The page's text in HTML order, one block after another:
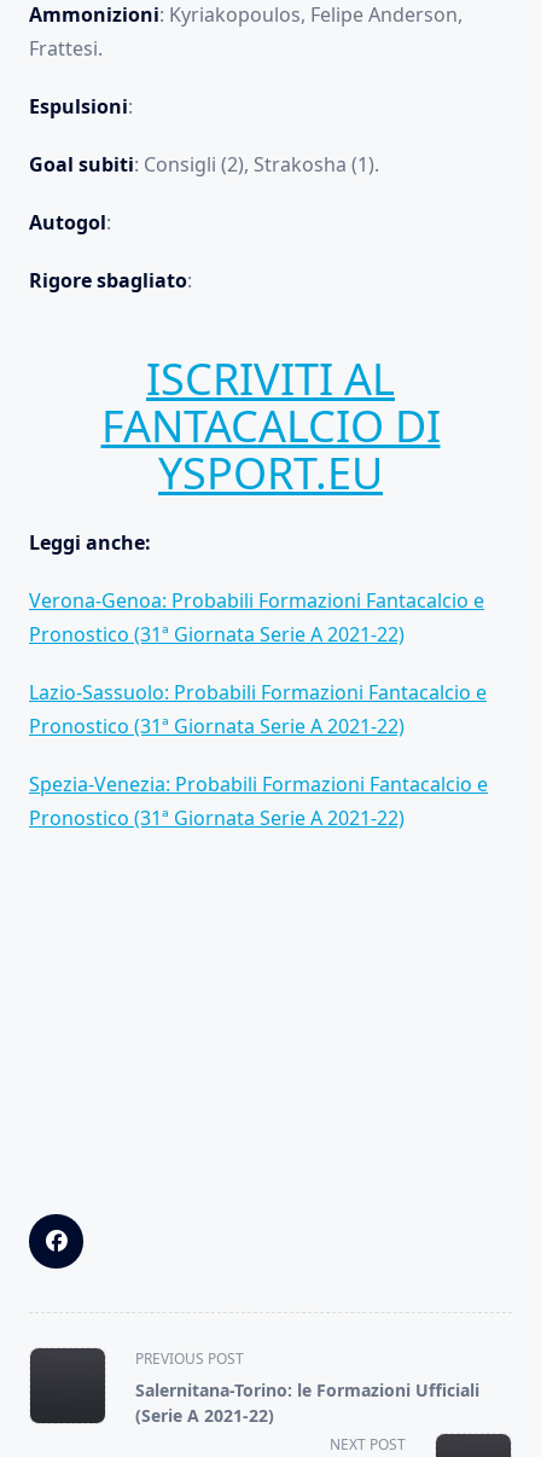
Ammonizioni: Kyriakopoulos, Felipe Anderson,
Frattesi.
Espulsioni:
Goal subiti: Consigli (2), Strakosha (1).
Autogol:
Rigore sbagliato:
ISCRIVITI AL
FANTACALCIO DI
YSPORT.EU
Leggi anche:
Verona-Genoa: Probabili Formazioni Fantacalcio e
Pronostico (31ª Giornata Serie A 2021-22)
Lazio-Sassuolo: Probabili Formazioni Fantacalcio e
Pronostico (31ª Giornata Serie A 2021-22)
Spezia-Venezia: Probabili Formazioni Fantacalcio e
Pronostico (31ª Giornata Serie A 2021-22)
<span
class="nav-
subtitle
PREVIOUS POST
Salernitana-Torino: le Formazioni Ufficiali
(Serie A 2021-22)
NEXT POST